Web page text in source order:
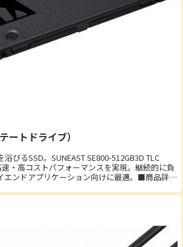
ートドライブ）
びるSSD。SUNEAST SE800-512GB3D TLC
・高コストパフォーマンスを実現。継続的に負
エンドアプリケーション向けに最適。■商品詳